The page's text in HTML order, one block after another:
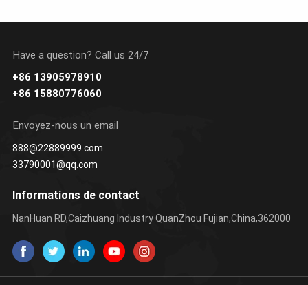
APPRENDRE
Have a question? Call us 24/7
+86 13905978910
+86 15880776060
Envoyez-nous un email
888@22889999.com
33790001@qq.com
Informations de contact
NanHuan RD,Caizhuang Industry QuanZhou Fujian,China,362000